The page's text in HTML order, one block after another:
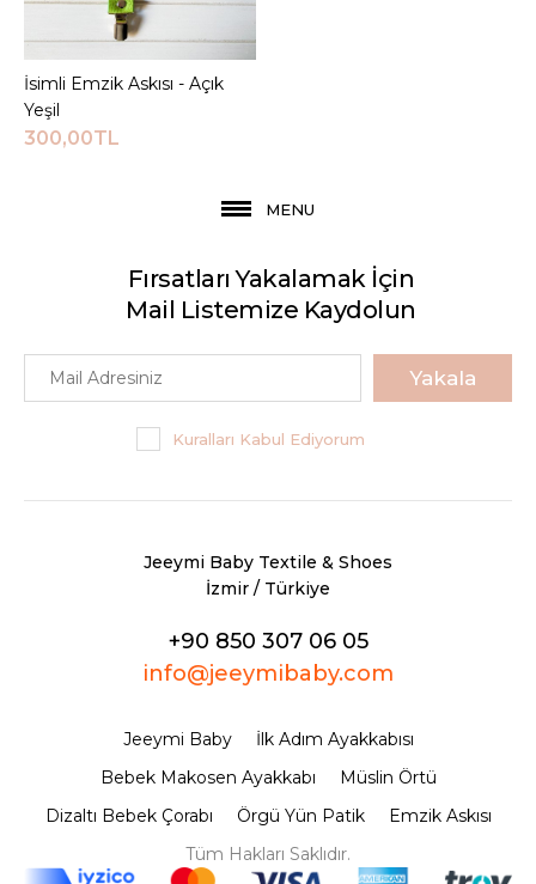
Sepete Ekle
İsimli Emzik Askısı - Açık
Yeşil
300,00TL
MENU
Fırsatları Yakalamak İçin
Mail Listemize Kaydolun
Yakala
Kuralları Kabul Ediyorum
Jeeymi Baby Textile & Shoes
İzmir / Türkiye
+90 850 307 06 05
info@jeeymibaby.com
Jeeymi Baby
İlk Adım Ayakkabısı
Bebek Makosen Ayakkabı
Müslin Örtü
Dizaltı Bebek Çorabı
Örgü Yün Patik
Emzik Askısı
Tüm Hakları Saklıdır.